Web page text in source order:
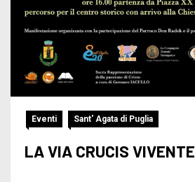
Eventi Sant' Agata di Puglia
LA VIA CRUCIS VIVENTE